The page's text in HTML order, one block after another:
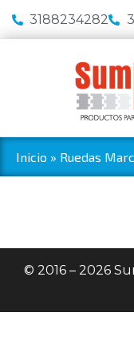
3188234282
Inicio » Ruedas
© 2016 – 2026